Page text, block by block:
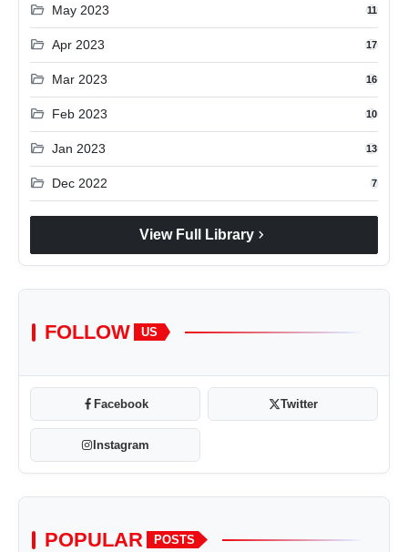
folder_open May 2023 11
folder_open Apr 2023 17
folder_open Mar 2023 16
folder_open Feb 2023 10
folder_open Jan 2023 13
folder_open Dec 2022 7
View Full Library chevron_right
FOLLOW US
Facebook Twitter
Instagram
POPULAR POSTS